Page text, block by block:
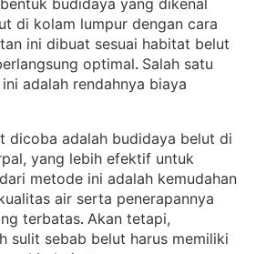
budidaya yang dikenal
di kolam lumpur dengan cara
ini dibuat sesuai habitat belut
optimal. Salah satu
adalah rendahnya biaya
dicoba adalah budidaya belut di
yang lebih efektif untuk
metode ini adalah kemudahan
air serta penerapannya
terbatas. Akan tetapi,
sulit sebab belut harus memiliki